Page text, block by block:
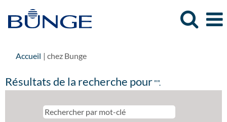
Accueil | chez Bunge(page
Résultats de la recherche pour "".